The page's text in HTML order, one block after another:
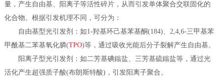
量，产生自由基、阳离子等活性碎片，从而引发单体聚合交联固化的
化合物。根据引发机理不同，可分为：
自由基型光引发剂：如1-羟基环己基苯基酮(184)、2,4,6-三甲基苯
甲酰基二苯基氧化膦(TPO)等，通过吸收光能后分子裂解产生自由基。
阳离子型光引发剂：如二芳基碘鎓盐、三芳基硫鎓盐等，通过光
活化产生超强质子酸(布朗斯特酸)，引发阳离子聚合。